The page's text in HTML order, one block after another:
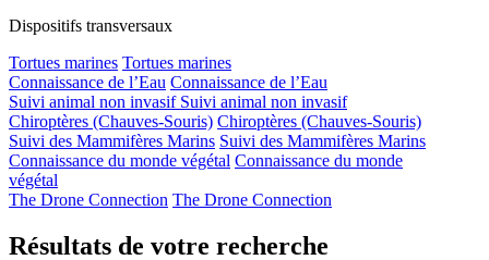
Dispositifs transversaux
Tortues marines Tortues marines
Connaissance de l’Eau Connaissance de l’Eau
Suivi animal non invasif Suivi animal non invasif
Chiroptères (Chauves-Souris) Chiroptères (Chauves-Souris)
Suivi des Mammifères Marins Suivi des Mammifères Marins
Connaissance du monde végétal Connaissance du monde
végétal
The Drone Connection The Drone Connection
Résultats de votre recherche